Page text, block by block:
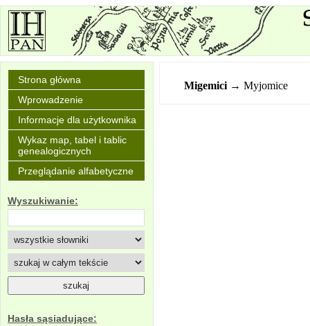
Strona główna
Wprowadzenie
Informacje dla użytkownika
Wykaz map, tabel i tablic
genealogicznych
Przeglądanie alfabetyczne
Wyszukiwanie:
Hasła sąsiadujące:
Migemici → Myjomice